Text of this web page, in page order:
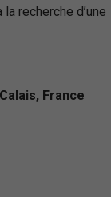
recherche d’une
France